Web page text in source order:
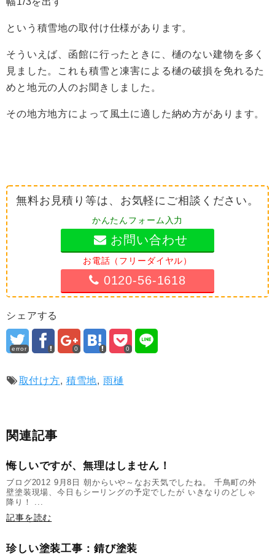
という積雪地の取付け仕様があります。
そういえば、函館に行ったときに、樋のない建物を多く
見ました。これも積雪と凍害による樋の破損を免れるた
めと地元の人のお聞きしました。
その地方地方によって風土に適した納め方があります。
無料お見積り等は、お気軽にご相談ください。
かんたんフォーム入力
お問い合わせ
お電話（フリーダイヤル）
0120-56-1618
シェアする
error 0 0
取付け方, 積雪地, 雨樋
関連記事
悔しいですが、無理はしません！
ブログ2012 9月8日 朝からいや～なお天気でしたね。 千鳥町の外
壁塗装現場、今日もシーリングの予定でしたが いきなりのどしゃ
降り！ ...
記事を読む
珍しい塗装工事：錆び塗装